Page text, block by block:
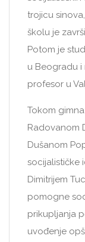
trojicu
školu je
Potom je
u Beogradu
profesor u
Tokom
Radovanom
Dušanom
socijalističke
Dimitrijem
pomogne
prikupljanja
uvođenje